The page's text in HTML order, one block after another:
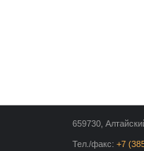
659730,
Тел./факс: +7